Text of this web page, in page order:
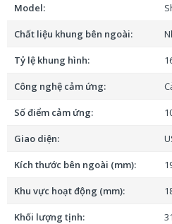
Phần mềm hỗ trợ
Phần mềm tích hợp sẵn trong
nhiều môn học khác nhau. Tất
minh họa trong giờ học giảng
Đặc tính nổi bật của
Model:
Chất liệu khung bên ngoài:
Tỷ lệ khung hình:
Công nghệ cảm ứng:
Số điểm cảm ứng:
Giao diện:
Kích thước bên ngoài (mm):
Khu vực hoạt động (mm):
Khối lượng tịnh: